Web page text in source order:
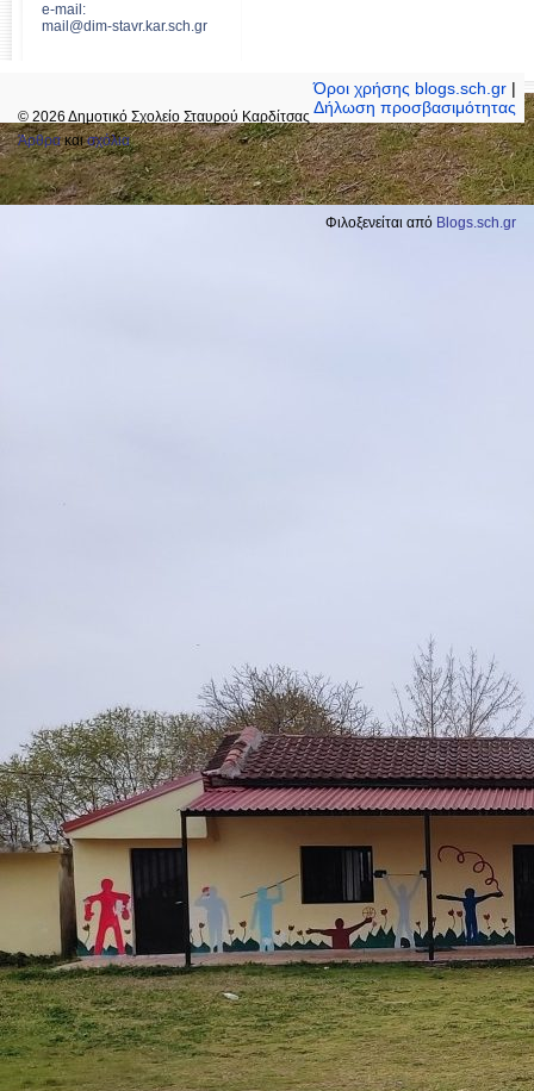
e-mail:
mail@dim-stavr.kar.sch.gr
© 2026 Δημοτικό Σχολείο Σταυρού Καρδίτσας
Άρθρα καισχόλια
Φιλοξενείται από Blogs.sch.gr
Όροι χρήσης blogs.sch.gr|
Δήλωση προσβασιμότητας